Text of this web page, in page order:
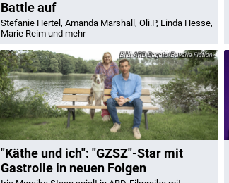
Battle auf
Stefanie Hertel, Amanda Marshall, Oli.P, Linda Hesse,
Marie Reim und mehr
ARD Degeto/Bavaria Fiction
"Käthe und ich": "GZSZ"-Star mit
Gastrolle in neuen Folgen